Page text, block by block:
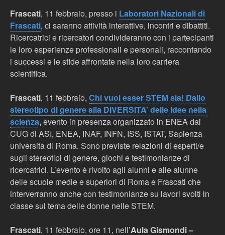
Frascati, 11 febbraio, presso i Laboratori Nazionali di
Frascati, ci saranno attività interattive, incontri e dibattiti.
Ricercatrici e ricercatori condivideranno con i partecipanti
le loro esperienze professionali e personali, raccontando
i successi e le sfide affrontate nella loro carriera
scientifica.
Frascati, 11 febbraio, Chi vuol esser STEM sia! Dallo
stereotipo di genere alla DIVERSITA’ delle idee nella
scienza,evento in presenza organizzato in ENEA dai
CUG di ASI, ENEA, INAF, INFN, ISS, ISTAT, Sapienza
università di Roma. Sono previste relazioni di esperti/e
sugli stereotipi di genere, giochi e testimonianze di
ricercatrici. L’evento è rivolto agli alunni e alle alunne
delle scuole medie e superiori di Roma e Frascati che
interverranno anche con testimonianze su lavori svolti in
classe sul tema delle donne nelle STEM.
Frascati, 11 febbraio, ore 11, nell’Aula Gismondi –